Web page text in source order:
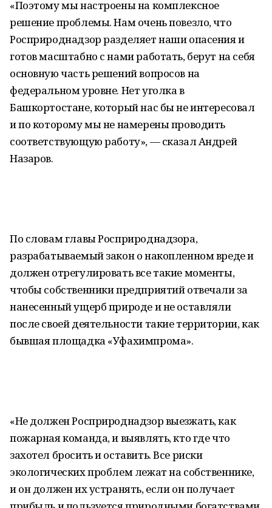
«Поэтому мы настроены на комплексное
решение проблемы. Нам очень повезло, что
Росприроднадзор разделяет наши опасения и
готов масштабно с нами работать, берут на себя
основную часть решений вопросов на
федеральном уровне. Нет уголка в
Башкортостане, который нас бы не интересовал
и по которому мы не намерены проводить
соответствующую работу», — сказал Андрей
Назаров.
По словам главы Росприроднадзора,
разрабатываемый закон о накопленном вреде и
должен отрегулировать все такие моменты,
чтобы собственники предприятий отвечали за
нанесенный ущерб природе и не оставляли
после своей деятельности такие территории, как
бывшая площадка «Уфахимпрома».
«Не должен Росприроднадзор выезжать, как
пожарная команда, и выявлять, кто где что
захотел бросить и оставить. Все риски
экологических проблем лежат на собственнике,
и он должен их устранять, если он получает